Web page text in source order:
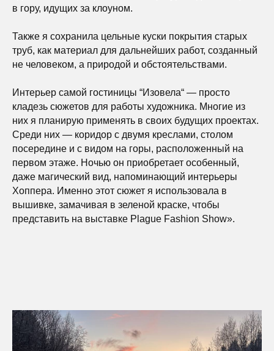
в гору, идущих за клоуном.
Также я сохранила цельные куски покрытия старых
труб, как материал для дальнейших работ, созданный
не человеком, а природой и обстоятельствами.
Интерьер самой гостиницы “Изовела“ — просто
кладезь сюжетов для работы художника. Многие из
них я планирую применять в своих будущих проектах.
Среди них — коридор с двумя креслами, столом
посередине и с видом на горы, расположенный на
первом этаже. Ночью он приобретает особенный,
даже магический вид, напоминающий интерьеры
Хоппера. Именно этот сюжет я использовала в
вышивке, замачивая в зеленой краске, чтобы
представить на выставке Plague Fashion Show».